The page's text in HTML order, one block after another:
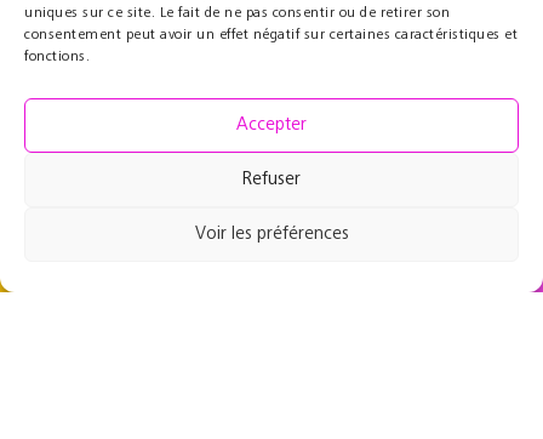
uniques sur ce site. Le fait de ne pas consentir ou de retirer son
consentement peut avoir un effet négatif sur certaines caractéristiques et
fonctions.
Accepter
Refuser
Voir les préférences
Le Cercle des Mécènes
Partenaires institutionnels
Nous soutenir
Résidences pédagogiques
t@lenschool
Grand Parcours Sonore
Contact